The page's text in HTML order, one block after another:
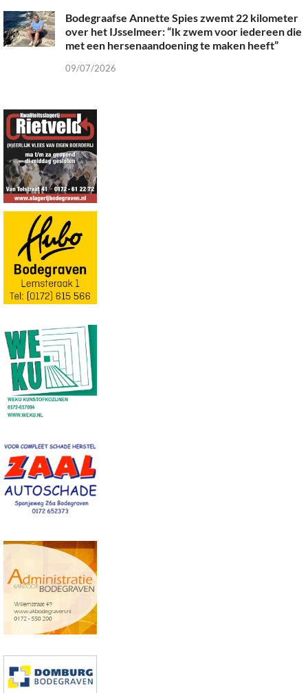
Bodegraafse Annette Spies zwemt 22 kilometer
over het IJsselmeer: “Ik zwem voor iedereen die
met een hersenaandoening te maken heeft”
09/07/2026